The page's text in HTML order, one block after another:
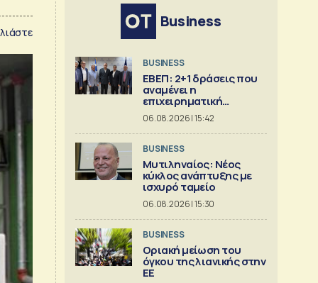
Business
BUSINESS
ΕΒΕΠ: 2+1 δράσεις που
αναμένει η
επιχειρηματική
κοινότητα
06.08.2026 | 15:42
BUSINESS
Μυτιληναίος: Νέος
κύκλος ανάπτυξης με
ισχυρό ταμείο
06.08.2026 | 15:30
BUSINESS
Οριακή μείωση του
όγκου της λιανικής στην
ΕΕ